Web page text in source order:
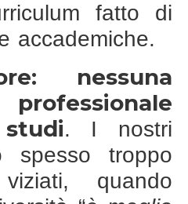
fatto di
accademiche.
nessuna
. I nostri
spesso troppo
quando